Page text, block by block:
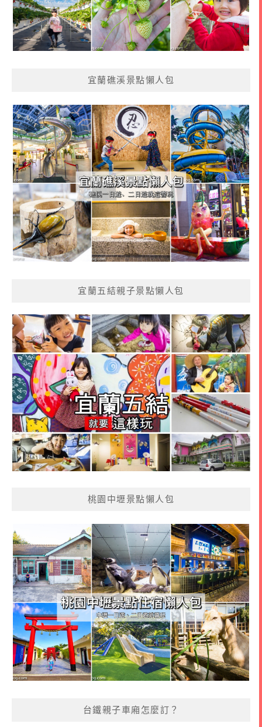
宜蘭礁溪景點懶人包
宜蘭五結親子景點懶人包
桃園中壢景點懶人包
台鐵親子車廂怎麼訂？